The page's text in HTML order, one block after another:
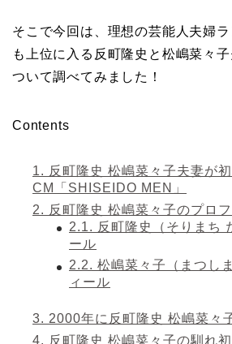
そこで今回は、理想の芸能人夫婦
も上位に入る反町隆史と松嶋菜々
ついて調べてみました！
Contents
1. 反町隆史 松嶋菜々子夫妻が
CM「SHISEIDO MEN」
2. 反町隆史 松嶋菜々子のプロ
2.1. 反町隆史（そりまち
ール
2.2. 松嶋菜々子（まつし
ィール
3. 2000年に反町隆史 松嶋菜々
4. 反町隆史 松嶋菜々子の馴れ初